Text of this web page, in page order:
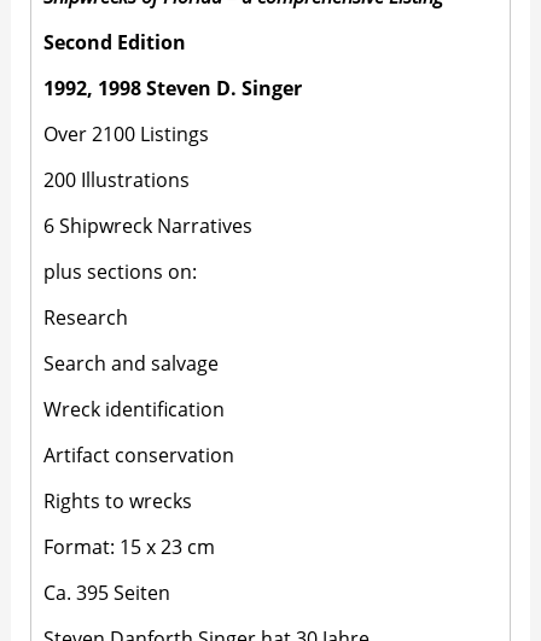
Second Edition
1992, 1998 Steven D. Singer
Over 2100 Listings
200 Illustrations
6 Shipwreck Narratives
plus sections on:
Research
Search and salvage
Wreck identification
Artifact conservation
Rights to wrecks
Format: 15 x 23 cm
Ca. 395 Seiten